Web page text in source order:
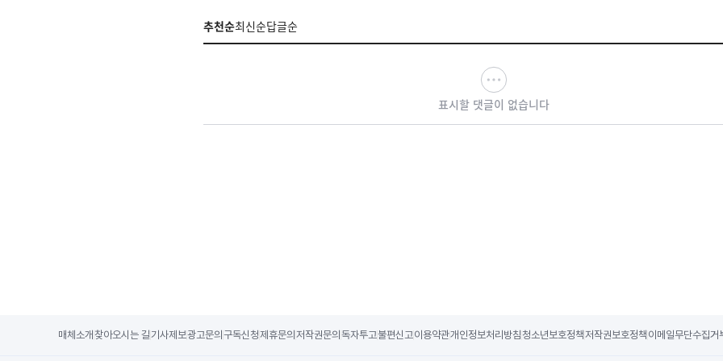
추천순최신순답글순
표시할 댓글이 없습니다
매체소개 찾아오시는 길기사제보광고문의 구독신청제휴문의 저작권문의 독자투고불편신고이용약관개인정보처리방침 청소년보호정책저작권보호정책 이메일무단수집거